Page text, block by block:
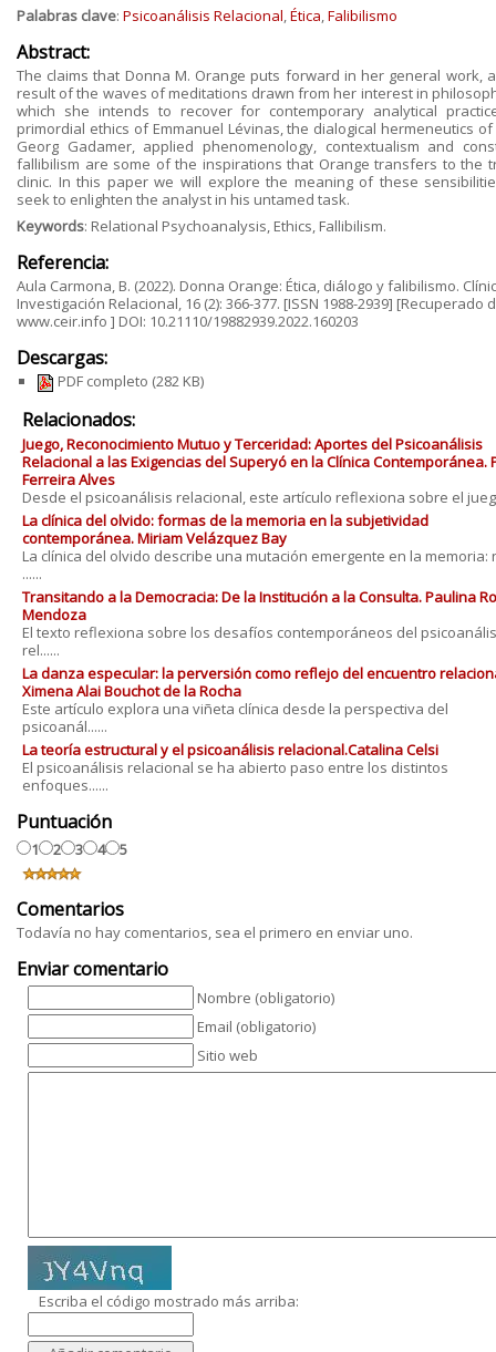
Palabras clave: Psicoanálisis Relacional,Ética,Falibilismo
Abstract:
The claims that Donna M. Orange puts forward in her general work,
result of the waves of meditations drawn from her interest in
which she intends to recover for contemporary analytical
primordial ethics of Emmanuel Lévinas, the dialogical hermeneutics of
Georg Gadamer, applied phenomenology, contextualism and
fallibilism are some of the inspirations that Orange transfers to the
clinic. In this paper we will explore the meaning of these
seek to enlighten the analyst in his untamed task.
Keywords: Relational Psychoanalysis, Ethics, Fallibilism.
Referencia:
Aula Carmona, B. (2022). Donna Orange: Ética, diálogo y falibilismo.
Investigación Relacional, 16 (2): 366-377. [ISSN 1988-2939] [Recuperado
www.ceir.info ] DOI: 10.21110/19882939.2022.160203
Descargas:
PDF completo (282 KB)
Relacionados:
Juego, Reconocimiento Mutuo y Terceridad: Aportes del Psicoanálisis
Relacional a las Exigencias del Superyó en la Clínica Contemporánea.
Ferreira Alves
Desde el psicoanálisis relacional, este artículo reflexiona sobre el
La clínica del olvido: formas de la memoria en la subjetividad
contemporánea. Miriam Velázquez Bay
La clínica del olvido describe una mutación emergente en la memoria:
......
Transitando a la Democracia: De la Institución a la Consulta. Paulina
Mendoza
El texto reflexiona sobre los desafíos contemporáneos del
rel......
La danza especular: la perversión como reflejo del encuentro
Ximena Alai Bouchot de la Rocha
Este artículo explora una viñeta clínica desde la perspectiva del
psicoanál......
La teoría estructural y el psicoanálisis relacional.Catalina Celsi
El psicoanálisis relacional se ha abierto paso entre los distintos
enfoques......
Puntuación
1 2 3 4 5
Comentarios
Todavía no hay comentarios, sea el primero en enviar uno.
Enviar comentario
Nombre (obligatorio)
Email (obligatorio)
Sitio web
Escriba el código mostrado más arriba: